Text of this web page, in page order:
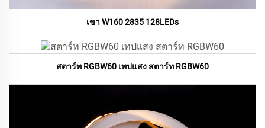
เขา W160 2835 128LEDs
สตาร์ท RGBW60 เทปแสง สตาร์ท RGBW60